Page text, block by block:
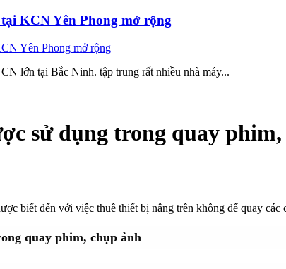
KCN Yên Phong mở rộng
lớn tại Bắc Ninh. tập trung rất nhiều nhà máy...
sử dụng trong quay
biết đến với việc thuê thiết bị nâng trên không để quay các
quay phim, chụp ảnh